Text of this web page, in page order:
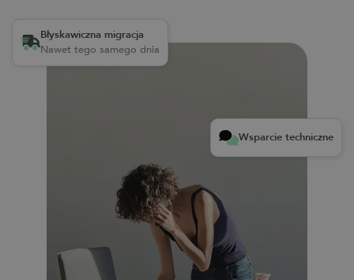
Błyskawiczna migracja
Nawet tego samego dnia
Wsparcie techniczne